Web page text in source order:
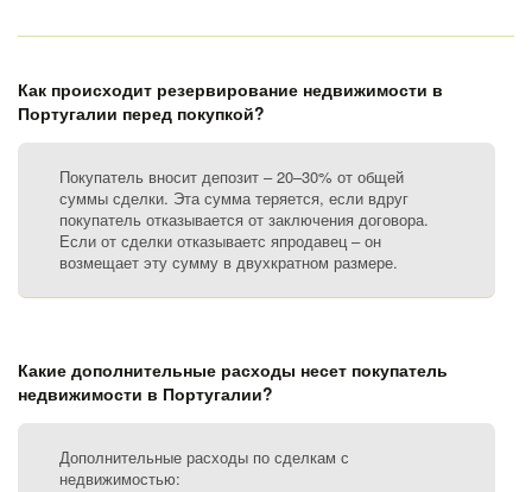
Как происходит резервирование недвижимости в
Португалии перед покупкой?
Покупатель вносит депозит – 20–30% от общей
суммы сделки. Эта сумма теряется, если вдруг
покупатель отказывается от заключения договора.
Если от сделки отказываетс япродавец – он
возмещает эту сумму в двухкратном размере.
Какие дополнительные расходы несет покупатель
недвижимости в Португалии?
Дополнительные расходы по сделкам с
недвижимостью: